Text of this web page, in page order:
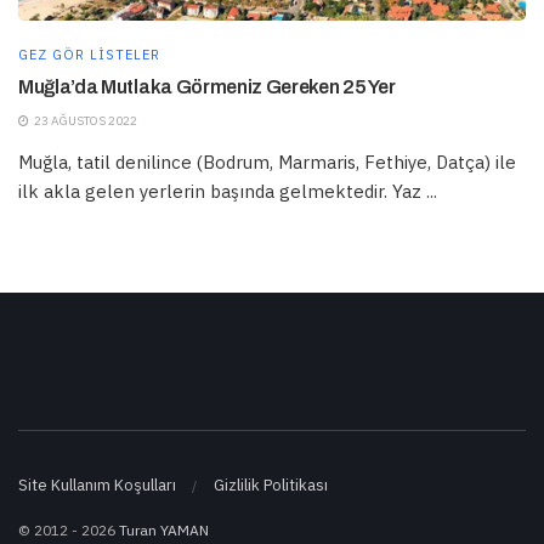
GEZ GÖR LISTELER
Muğla’da Mutlaka Görmeniz Gereken 25 Yer
23 AĞUSTOS 2022
Muğla, tatil denilince (Bodrum, Marmaris, Fethiye, Datça) ile
ilk akla gelen yerlerin başında gelmektedir. Yaz ...
Site Kullanım Koşulları Gizlilik Politikası
© 2012 - 2026 Turan YAMAN